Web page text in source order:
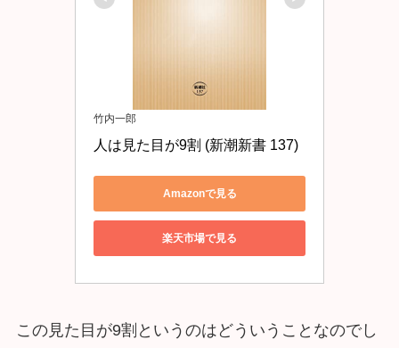
竹内一郎
人は見た目が9割 (新潮新書 137)
Amazonで見る
楽天市場で見る
この見た目が9割というのはどういうことなのでし